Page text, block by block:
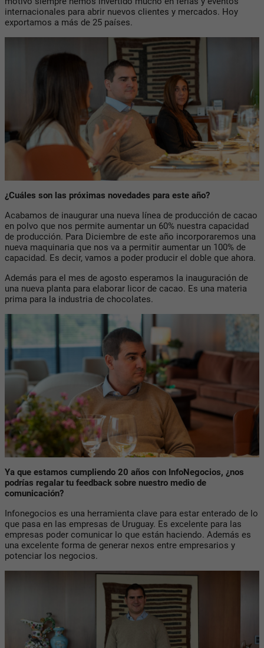
internacionales para abrir nuevos clientes y mercados. Hoy
exportamos a más de 25 países.
¿Cuáles son las próximas novedades para este año?
Acabamos de inaugurar una nueva línea de producción de cacao
en polvo que nos permite aumentar un 60% nuestra capacidad
de producción. Para Diciembre de este año incorporaremos una
nueva maquinaria que nos va a permitir aumentar un 100% de
capacidad. Es decir, vamos a poder producir el doble que ahora.
Además para el mes de agosto esperamos la inauguración de
una nueva planta para elaborar licor de cacao. Es una materia
prima para la industria de chocolates.
Ya que estamos cumpliendo 20 años con InfoNegocios, ¿nos
podrías regalar tu feedback sobre nuestro medio de
comunicación?
Infonegocios es una herramienta clave para estar enterado de lo
que pasa en las empresas de Uruguay. Es excelente para las
empresas poder comunicar lo que están haciendo. Además es
una excelente forma de generar nexos entre empresarios y
potenciar los negocios.